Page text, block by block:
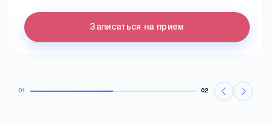
Записаться на прием
01 02